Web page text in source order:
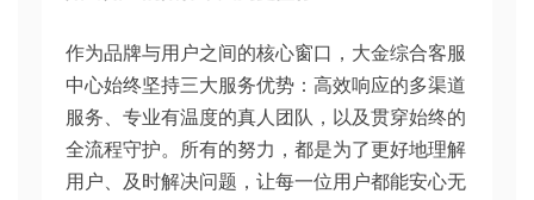
作为品牌与用户之间的核心窗口，大金综合客服
中心始终坚持三大服务优势：高效响应的多渠道
服务、专业有温度的真人团队，以及贯穿始终的
全流程守护。所有的努力，都是为了更好地理解
用户、及时解决问题，让每一位用户都能安心无